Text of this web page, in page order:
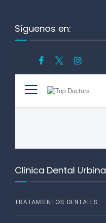
Síguenos en:
Clinica Dental Urbina
TRATAMIENTOS DENTALES